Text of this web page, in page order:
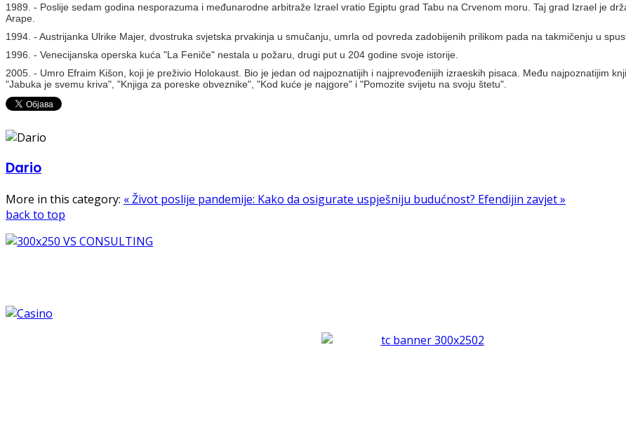
1989. - Poslije sedam godina nesporazuma i međunarodne arbitraže Izrael vratio Egiptu grad Tabu na Crvenom moru. Taj grad Izrael je
Arape.
1994. - Austrijanka Ulrike Majer, dvostruka svjetska prvakinja u smučanju, umrla od povreda zadobijenih prilikom pada na takmičenju u
1996. - Venecijanska operska kuća "La Feniče" nestala u požaru, drugi put u 204 godine svoje istorije.
2005. - Umro Efraim Kišon, koji je preživio Holokaust. Bio je jedan od najpoznatijih i najprevođenijih izraeskih pisaca. Među najpoznatijim
"Jabuka je svemu kriva", "Knjiga za poreske obveznike", "Kod kuće je najgore" i "Pomozite svijetu na svoju štetu".
Dario
More in this category: « Život poslije pandemije: Kako da osigurate uspješniju budućnost? Efendijin zavjet »
back to top